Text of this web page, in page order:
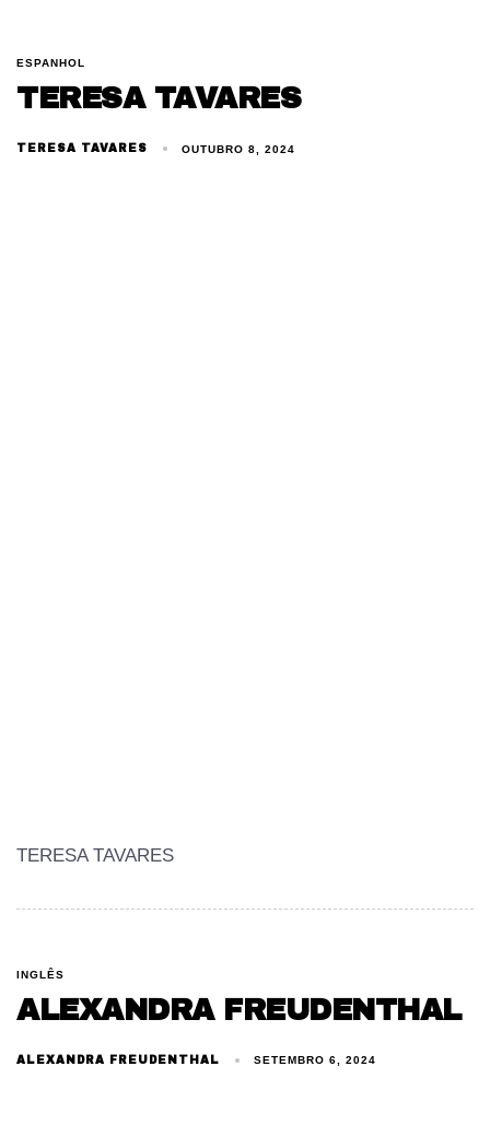
ESPANHOL
TERESA TAVARES
TERESA TAVARES OUTUBRO 8, 2024
TERESA TAVARES
INGLÊS
ALEXANDRA FREUDENTHAL
ALEXANDRA FREUDENTHAL SETEMBRO 6, 2024